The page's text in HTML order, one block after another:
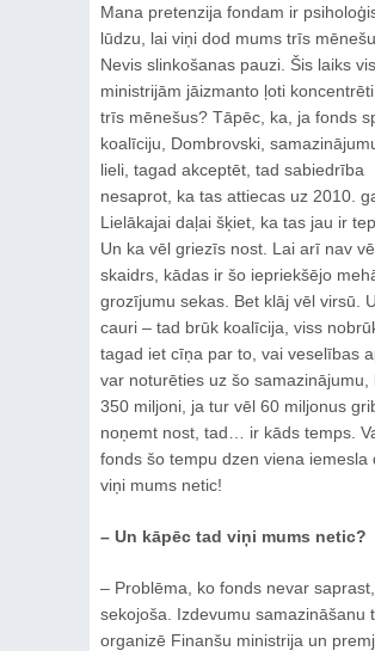
Mana pretenzija fondam ir
lūdzu, lai viņi dod mums trīs
Nevis slinkošanas pauzi. Šis laiks
ministrijām jāizmanto ļoti
trīs mēnešus? Tāpēc, ka, ja fonds
koalīciju, Dombrovski,
lieli, tagad akceptēt, tad sabiedrība
nesaprot, ka tas attiecas uz 2010.
Lielākajai daļai šķiet, ka tas jau ir
Un ka vēl griezīs nost. Lai arī nav
skaidrs, kādas ir šo iepriekšējo
grozījumu sekas. Bet klāj vēl virsū.
cauri – tad brūk koalīcija, viss
tagad iet cīņa par to, vai veselības
var noturēties uz šo samazinājumu,
350 miljoni, ja tur vēl 60 miljonus
noņemt nost, tad… ir kāds temps.
fonds šo tempu dzen viena iemesla
viņi mums netic!
– Un kāpēc tad viņi mums netic?
– Problēma, ko fonds nevar
sekojoša. Izdevumu samazināšanu
organizē Finanšu ministrija un